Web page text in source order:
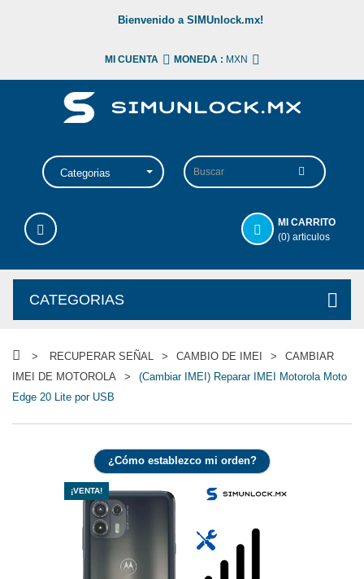
Bienvenido a SIMUnlock.mx!
MI CUENTA MONEDA : MXN
Categorias
MI CARRITO
(0) articulos
CATEGORIAS
> RECUPERAR SEÑAL > CAMBIO DE IMEI >
CAMBIAR
IMEI DE MOTOROLA
>
(Cambiar IMEI) Reparar IMEI Motorola Moto
Edge 20 Lite por USB
¿Cómo establezco mi orden?
¡VENTA!